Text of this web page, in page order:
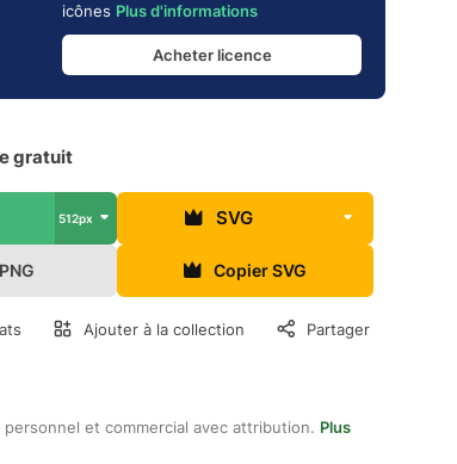
icônes Plus d'informations
Acheter licence
gratuit
512px SVG
Copier SVG
Ajouter à la collection Partager
et commercial avec attribution. Plus